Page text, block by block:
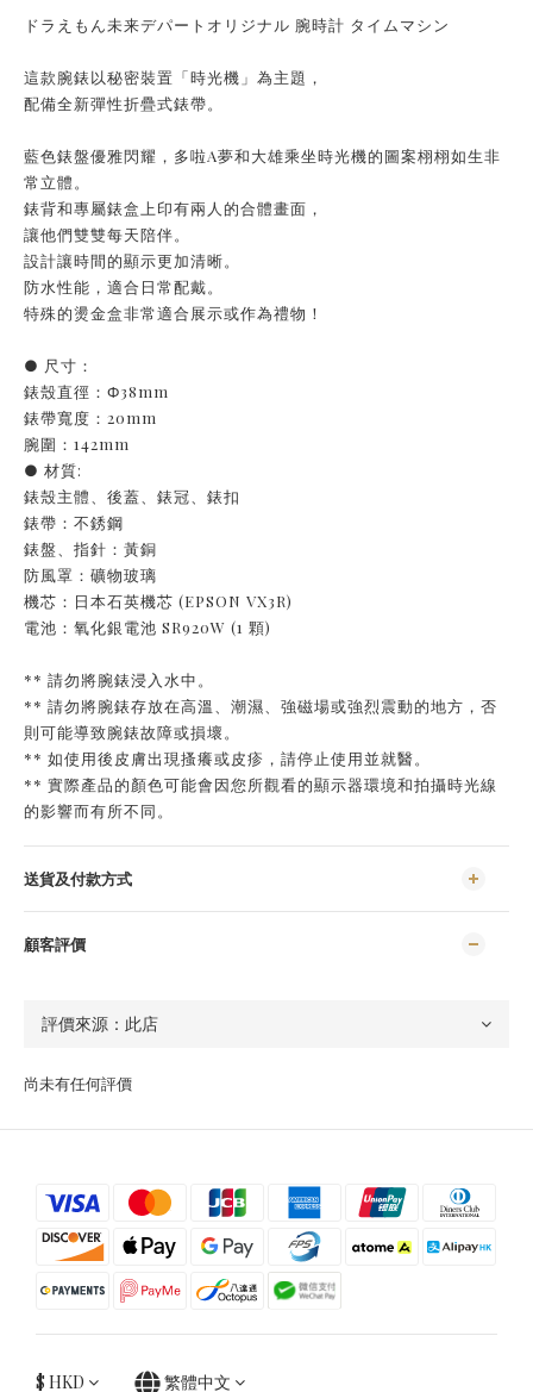
ドラえもん未来デパートオリジナル 腕時計 タイムマシン
這款腕錶以秘密裝置「時光機」為主題，
配備全新彈性折疊式錶帶。
藍色錶盤優雅閃耀，多啦A夢和大雄乘坐時光機的圖案栩栩如生非
常立體。
錶背和專屬錶盒上印有兩人的合體畫面，
讓他們雙雙每天陪伴。
設計讓時間的顯示更加清晰。
防水性能，適合日常配戴。
特殊的燙金盒非常適合展示或作為禮物！
● 尺寸：
錶殼直徑：Φ38mm
錶帶寬度：20mm
腕圍：142mm
● 材質:
錶殼主體、後蓋、錶冠、錶扣
錶帶：不銹鋼
錶盤、指針：黃銅
防風罩：礦物玻璃
機芯：日本石英機芯 (EPSON VX3R)
電池：氧化銀電池 SR920W (1 顆)
** 請勿將腕錶浸入水中。
** 請勿將腕錶存放在高溫、潮濕、強磁場或強烈震動的地方，否
則可能導致腕錶故障或損壞。
** 如使用後皮膚出現搔癢或皮疹，請停止使用並就醫。
** 實際產品的顏色可能會因您所觀看的顯示器環境和拍攝時光線
的影響而有所不同。
送貨及付款方式
顧客評價
尚未有任何評價
$ HKD 繁體中文